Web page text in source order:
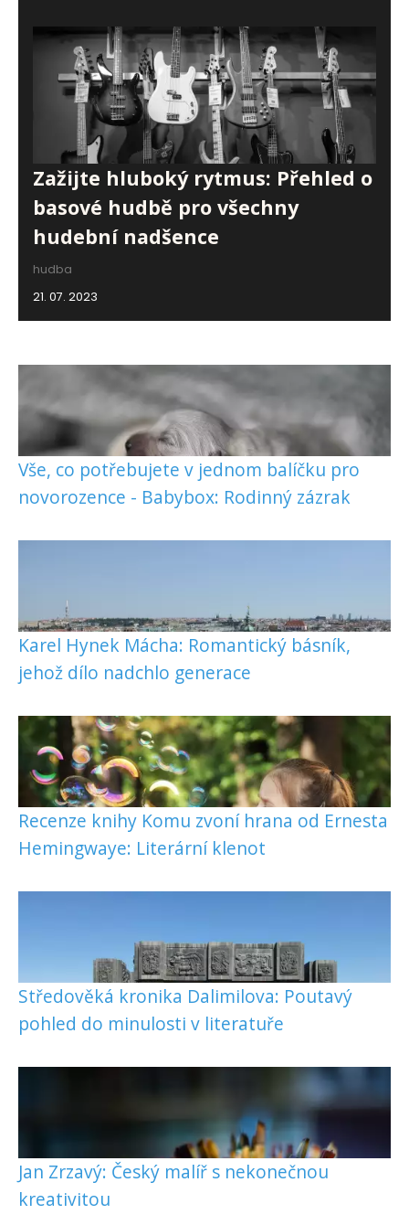
Zažijte hluboký rytmus: Přehled o
basové hudbě pro všechny
hudební nadšence
hudba
21. 07. 2023
Vše, co potřebujete v jednom balíčku pro
novorozence - Babybox: Rodinný zázrak
Karel Hynek Mácha: Romantický básník,
jehož dílo nadchlo generace
Recenze knihy Komu zvoní hrana od Ernesta
Hemingwaye: Literární klenot
Středověká kronika Dalimilova: Poutavý
pohled do minulosti v literatuře
Jan Zrzavý: Český malíř s nekonečnou
kreativitou